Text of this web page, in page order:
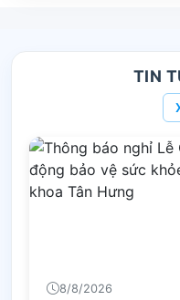
TIN
8/8/2026